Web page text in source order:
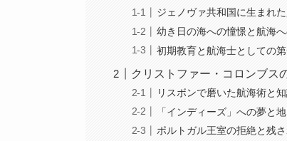
ジェノヴァ共和国に生まれ
幼き日の海への憧憬と航海へ
初期教育と航海士としての
クリストファー・コロンブス
リスボンで磨いた航海術と
「インディーズ」への夢と
ポルトガル王室の拒絶と残